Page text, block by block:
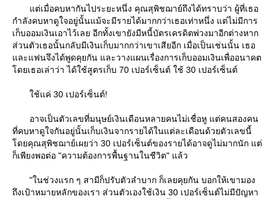
ต่เมื่อคบหากันไประยะหนึ่ง คุณสุพิชฌาย์ถึงได้ทราบว่า ผู้ที่เธอ
กำลังคบหาดูใจอยู่นั้นแม้จะมีรายได้มากกว่าเธอเท่าหนึ่ง แต่ไม่มีการ
เก็บออมเงินเอาไว้เลย อีกทั้งเขายังมีหนี้บัตรเครดิตพ่วงมาอีกต่างหาก
ส่วนตัวเธอนั้นกลับมีเงินเก็บมากกว่าเขาเสียอีก เมื่อเป็นเช่นนั้น เธอ
ละแฟนจึงได้พูดคุยกัน และวางแผนเรื่องการเก็บออมเงินเพื่ออนาคต
ดยเธอเล่าว่า ได้ใช้สูตรเก็บ 70 เปอร์เซ็นต์ ใช้ 30 เปอร์เซ็นต์
ช้แค่ 30 เปอร์เซ็นต์!
อาจเป็นตัวเลขที่มนุษย์เงินเดือนหลายคนไม่เชื่อหู แต่คนสองคน
ที่คบหาดูใจกันอยู่นั้นเก็บเงินจากรายได้ในแต่ละเดือนด้วยตัวเลขนี้
ดยคุณสุพิชฌาย์เผยว่า 30 เปอร์เซ็นต์ของรายได้อาจดูไม่มากนัก แต่
ก็เพียงพอต่อ "ความต้องการพื้นฐานในชีวิต" แล้ว
"ในช่วงแรก ๆ สามีก็ปรับตัวลำบาก ก็เลยคุยกัน บอกให้เขามอง
ถึงเป้าหมายหลักของเรา ส่วนตัวเองใช้เงิน 30 เปอร์เซ็นต์ไม่มีปัญหา